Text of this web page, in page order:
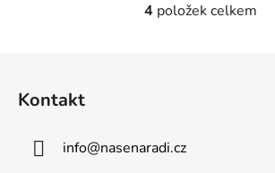
O
4 položek celkem
Kontakt
info@nasenaradi.cz